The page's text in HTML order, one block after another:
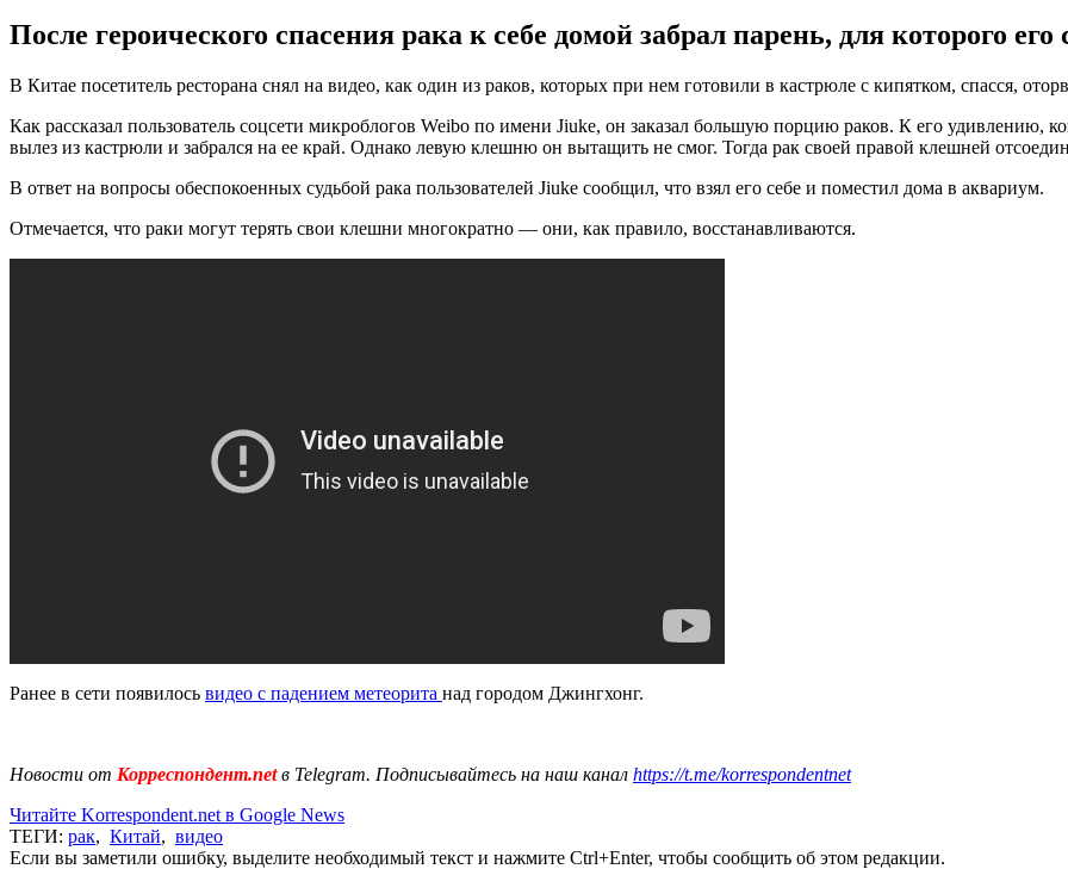
После героического спасения рака к себе домой забрал парень, для которого
В Китае посетитель ресторана снял на видео, как один из раков, которых при нем готовили в кастрюле с кипятком, спасся,
Как рассказал пользователь соцсети микроблогов Weibo по имени Jiuke, он заказал большую порцию раков. К его удивлению,
вылез из кастрюли и забрался на ее край. Однако левую клешню он вытащить не смог. Тогда рак своей правой клешней
В ответ на вопросы обеспокоенных судьбой рака пользователей Jiuke сообщил, что взял его себе и поместил дома в аквариум.
Отмечается, что раки могут терять свои клешни многократно — они, как правило, восстанавливаются.
Ранее в сети появилось видео с падением метеорита над городом Джингхонг.
Новости от Корреспондент.netв Telegram. Подписывайтесь на наш канал https://t.me/korrespondentnet
Читайте Korrespondent.net в Google News
ТЕГИ: рак, Китай, видео
Если вы заметили ошибку, выделите необходимый текст и нажмите Ctrl+Enter, чтобы сообщить об этом редакции.